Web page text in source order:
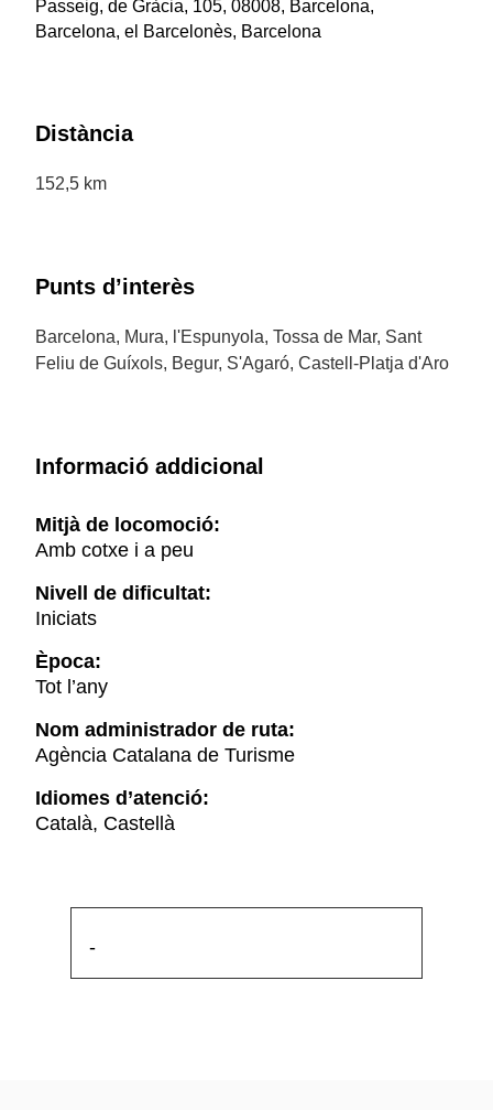
Passeig, de Gràcia, 105, 08008, Barcelona,
Barcelona, el Barcelonès, Barcelona
Distància
152,5 km
Punts d’interès
Barcelona, Mura, l'Espunyola, Tossa de Mar, Sant
Feliu de Guíxols, Begur, S'Agaró, Castell-Platja d'Aro
Informació addicional
Mitjà de locomoció:
Amb cotxe i a peu
Nivell de dificultat:
Iniciats
Època:
Tot l’any
Nom administrador de ruta:
Agència Catalana de Turisme
Idiomes d’atenció:
Català, Castellà
-